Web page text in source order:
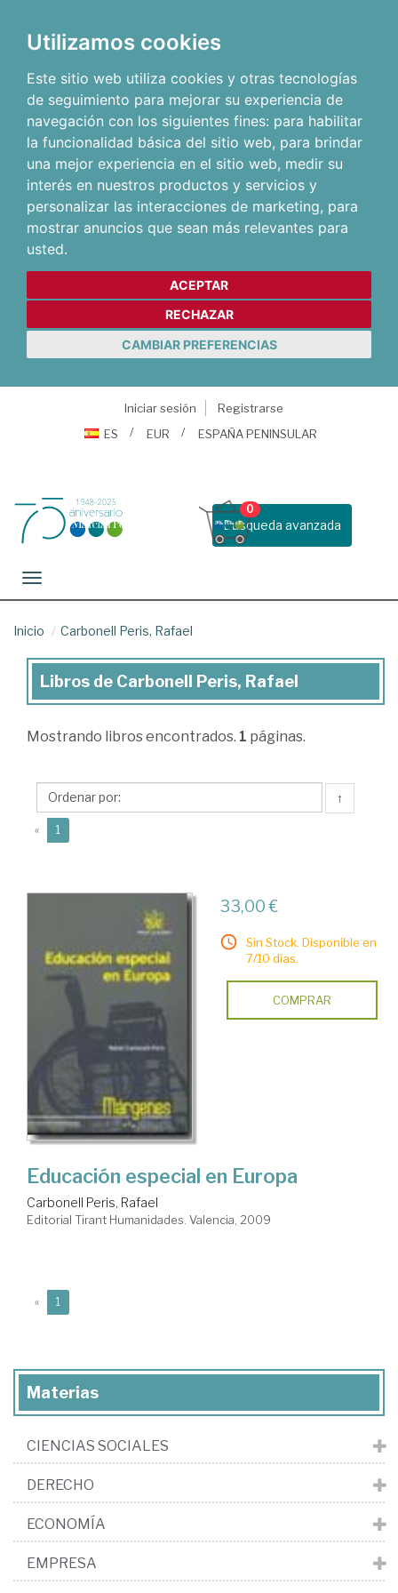
Utilizamos cookies
Este sitio web utiliza cookies y otras tecnologías
de seguimiento para mejorar su experiencia de
navegación con los siguientes fines: para habilitar
la funcionalidad básica del sitio web, para brindar
una mejor experiencia en el sitio web, medir su
interés en nuestros productos y servicios y
personalizar las interacciones de marketing, para
mostrar anuncios que sean más relevantes para
usted.
ACEPTAR
RECHAZAR
CAMBIAR PREFERENCIAS
Iniciar sesión
Registrarse
ES
EUR ESPAÑA PENINSULAR
Busqueda avanzada
0
Toggle navigation
Inicio Carbonell Peris, Rafael
Libros
Carbonell
Rafael
Libros de Carbonell Peris, Rafael
Mostrando libros encontrados. 1 páginas.
↑
« 1
33,00 €
Sin Stock. Disponible en
7/10 días.
COMPRAR
Educación especial en Europa
Carbonell Peris, Rafael
Editorial Tirant Humanidades. Valencia, 2009
« 1
Materias
CIENCIAS SOCIALES
DERECHO
ECONOMÍA
EMPRESA